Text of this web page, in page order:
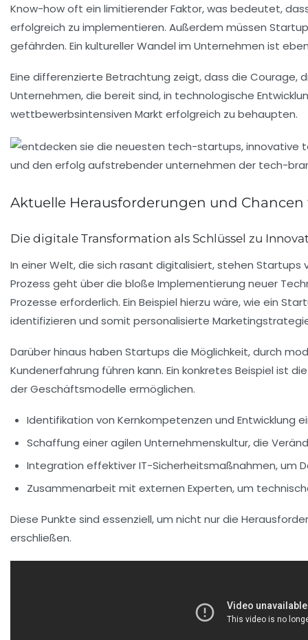
Know-how oft ein limitierender Faktor, was bedeutet,
erfolgreich zu implementieren. Außerdem müssen
gefährden. Ein kultureller Wandel im Unternehmen ist
Eine differenzierte Betrachtung zeigt, dass die Courage,
Unternehmen, die bereit sind, in technologische
wettbewerbsintensiven Markt erfolgreich zu behaupten.
Aktuelle Herausforderungen und Chancen
Die digitale Transformation als Schlüssel zu
In einer Welt, die sich rasant digitalisiert, stehen Startups
Prozess geht über die bloße Implementierung neuer
Prozesse erforderlich. Ein Beispiel hierzu wäre, wie ein
identifizieren und somit personalisierte
Darüber hinaus haben Startups die Möglichkeit, durch
Kundenerfahrung führen kann. Ein konkretes Beispiel ist
der Geschäftsmodelle ermöglichen.
Identifikation von Kernkompetenzen und Entwicklung
Schaffung einer agilen Unternehmenskultur, die
Integration effektiverIT-Sicherheitsmaßnahmen, um
Zusammenarbeit mit externen Experten, um
Diese Punkte sind essenziell, um nicht nur die
erschließen.